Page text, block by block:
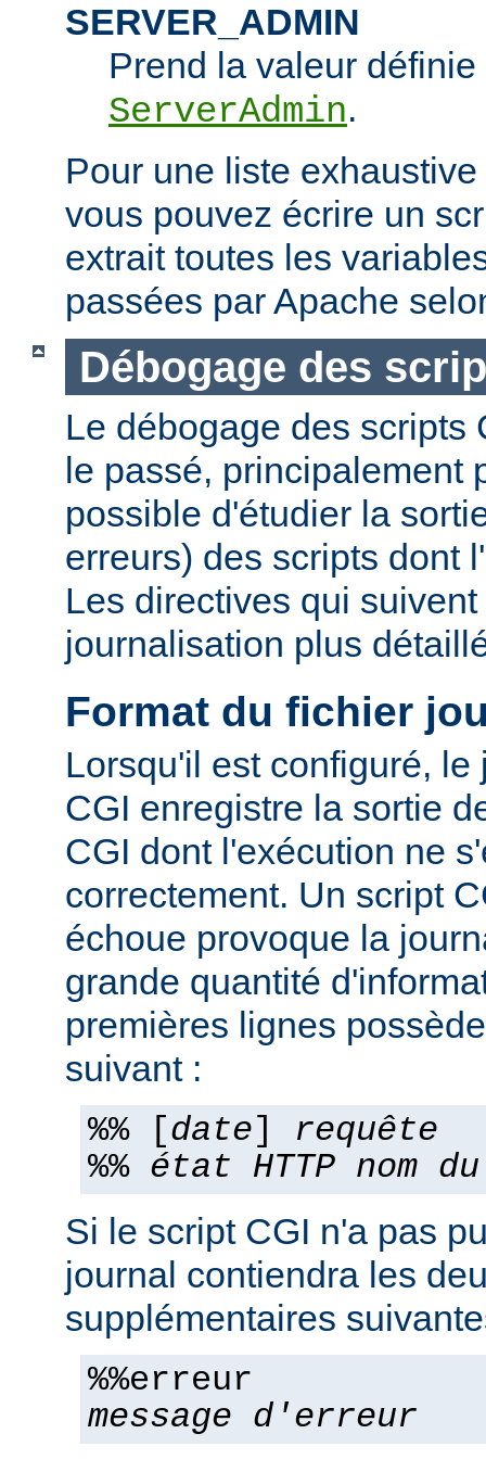
SERVER_ADMIN
Prend la valeur
ServerAdmin.
Pour une liste
vous pouvez écrire un
extrait toutes les
passées par Apache
Débogage des
Le débogage des scripts
le passé, principalement
possible d'étudier la
erreurs) des scripts dont
Les directives qui
journalisation plus
Format du fichier
Lorsqu'il est configuré,
CGI enregistre la sortie
CGI dont l'exécution ne
correctement. Un script
échoue provoque la
grande quantité
premières lignes
suivant :
%% [date] requête
%% état HTTP nom
Si le script CGI n'a pas
journal contiendra les
supplémentaires
%%erreur
message d'erreur